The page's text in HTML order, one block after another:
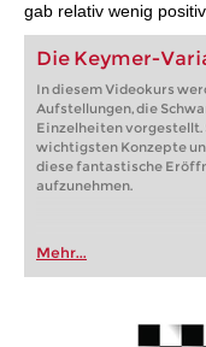
gab relativ wenig
Die Keymer-
In diesem Videokurs
Aufstellungen, die
Einzelheiten vorgestellt.
wichtigsten Konzepte
diese fantastische
aufzunehmen.
Mehr...